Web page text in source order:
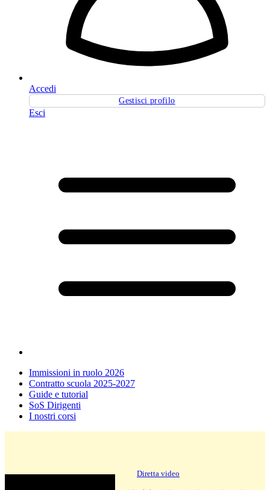
Accedi
Gestisci profilo
Esci
Immissioni in ruolo 2026
Contratto scuola 2025-2027
Guide e tutorial
SoS Dirigenti
I nostri corsi
Diretta video